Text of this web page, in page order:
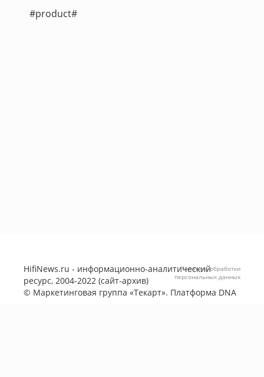
#product#
HifiNews.ru - информационно-аналитический
ресурс, 2004-2022 (сайт-архив)
© Маркетинговая группа «Текарт». Платформа DNA
Политика обработки
персональных данных